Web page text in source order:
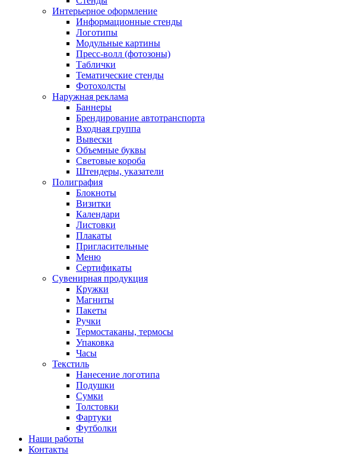
Интерьерное оформление
Информационные стенды
Логотипы
Модульные картины
Пресс-волл (фотозоны)
Таблички
Тематические стенды
Фотохолсты
Наружная реклама
Баннеры
Брендирование автотранспорта
Входная группа
Вывески
Объемные буквы
Световые короба
Штендеры, указатели
Полиграфия
Блокноты
Визитки
Календари
Листовки
Плакаты
Пригласительные
Меню
Сертификаты
Сувенирная продукция
Кружки
Магниты
Пакеты
Ручки
Термостаканы, термосы
Упаковка
Часы
Текстиль
Нанесение логотипа
Подушки
Сумки
Толстовки
Фартуки
Футболки
Наши работы
Контакты